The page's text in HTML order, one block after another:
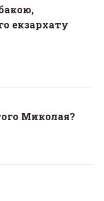
екзархату
Миколая?